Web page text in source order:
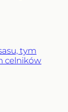
tym
celników